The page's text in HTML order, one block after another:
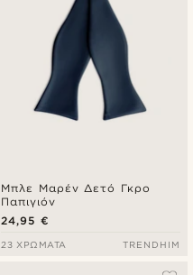
Μπλε Μαρέν Δετό Γκρο
Παπιγιόν
24,95 €
23 ΧΡΏΜΑΤΑ TRENDHIM